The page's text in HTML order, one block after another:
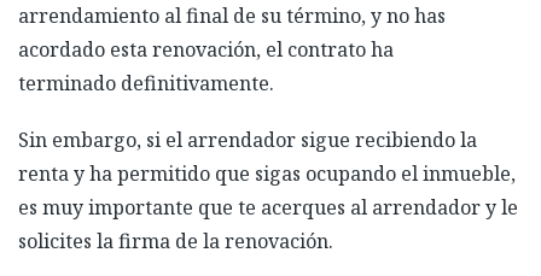
arrendamiento al final de su término, y no has
acordado esta renovación, el contrato ha
terminado definitivamente.
Sin embargo, si el arrendador sigue recibiendo la
renta y ha permitido que sigas ocupando el inmueble,
es muy importante que te acerques al arrendador y le
solicites la firma de la renovación.